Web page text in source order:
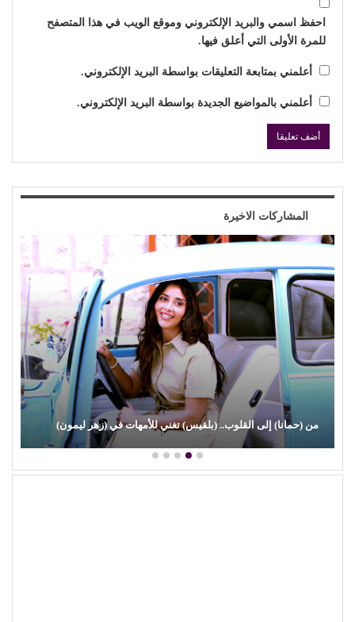
احفظ اسمي والبريد الإلكتروني وموقع الويب في هذا المتصفح
للمرة الأولى التي أعلق فيها.
أعلمني بمتابعة التعليقات بواسطة البريد الإلكتروني.
أعلمني بالمواضيع الجديدة بواسطة البريد الإلكتروني.
المشاركات الاخيرة
إلى القلوب.. (بلقيس) تغني للأمهات في (زهر ليمون)